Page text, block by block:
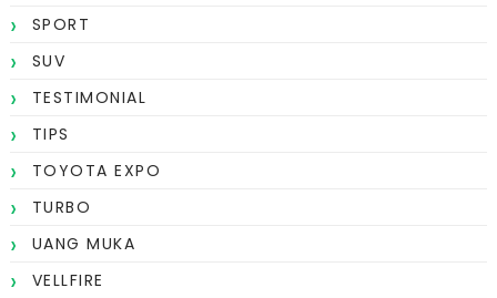
SPORT
SUV
TESTIMONIAL
TIPS
TOYOTA EXPO
TURBO
UANG MUKA
VELLFIRE